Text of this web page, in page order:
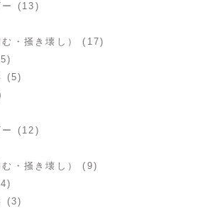
ー (13)
・掻き壊し） (17)
(5)
ー (12)
・掻き壊し） (9)
(3)